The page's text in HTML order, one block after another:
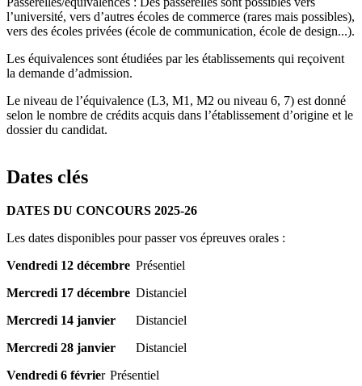
l’université, vers d’autres écoles de commerce (rares mais possibles),
vers des écoles privées (école de communication, école de design...).
Les équivalences sont étudiées par les établissements qui reçoivent
la demande d’admission.
Le niveau de l’équivalence (L3, M1, M2 ou niveau 6, 7) est donné
selon le nombre de crédits acquis dans l’établissement d’origine et le
dossier du candidat.
Dates clés
DATES DU CONCOURS 2025-26
Les dates disponibles pour passer vos épreuves orales :
Vendredi 12 décembre Présentiel
Mercredi 17 décembre Distanciel
Mercredi 14 janvier
Distanciel
Mercredi 28 janvier
Distanciel
Vendredi 6 février Présentiel